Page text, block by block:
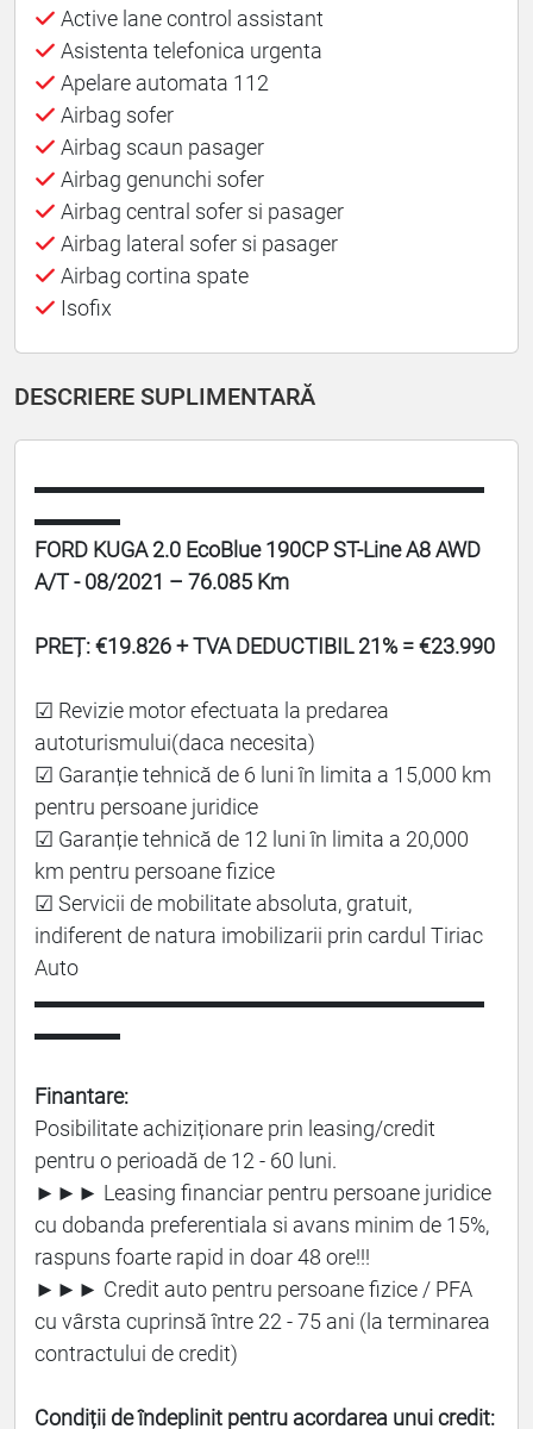
Active lane control assistant
Asistenta telefonica urgenta
Apelare automata 112
Airbag sofer
Airbag scaun pasager
Airbag genunchi sofer
Airbag central sofer si pasager
Airbag lateral sofer si pasager
Airbag cortina spate
Isofix
DESCRIERE SUPLIMENTARĂ
▬▬▬▬▬▬▬▬▬▬▬▬▬▬▬▬▬▬▬▬▬
▬▬▬▬
FORD KUGA 2.0 EcoBlue 190CP ST-Line A8 AWD
A/T - 08/2021 – 76.085 Km
PREȚ: €19.826 + TVA DEDUCTIBIL 21% = €23.990
☑ Revizie motor efectuata la predarea
autoturismului(daca necesita)
☑ Garanție tehnică de 6 luni în limita a 15,000 km
pentru persoane juridice
☑ Garanție tehnică de 12 luni în limita a 20,000
km pentru persoane fizice
☑ Servicii de mobilitate absoluta, gratuit,
indiferent de natura imobilizarii prin cardul Tiriac
Auto
▬▬▬▬▬▬▬▬▬▬▬▬▬▬▬▬▬▬▬▬▬
▬▬▬▬
Finantare:
Posibilitate achiziționare prin leasing/credit
pentru o perioadă de 12 - 60 luni.
►►► Leasing financiar pentru persoane juridice
cu dobanda preferentiala si avans minim de 15%,
raspuns foarte rapid in doar 48 ore!!!
►►► Credit auto pentru persoane fizice / PFA
cu vârsta cuprinsă între 22 - 75 ani (la terminarea
contractului de credit)
Condiții de îndeplinit pentru acordarea unui credit: